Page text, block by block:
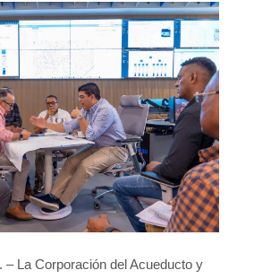
– La Corporación del Acueducto y